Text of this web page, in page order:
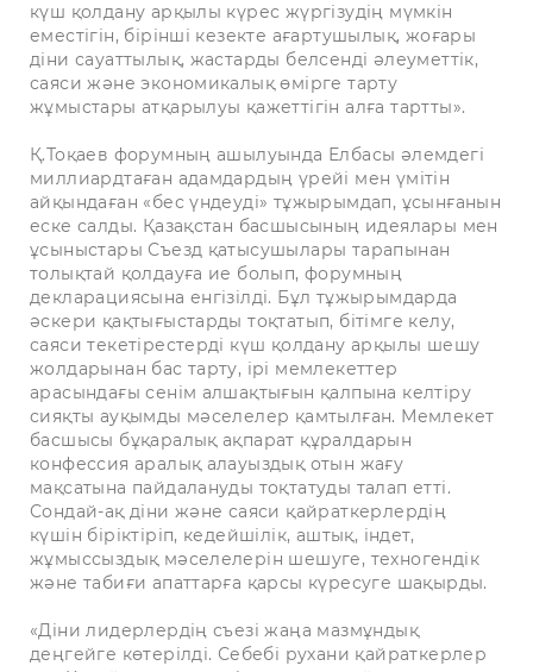
күш қолдану арқылы күрес жүргізудің мүмкін
еместігін, бірінші кезекте ағартушылық, жоғары
діни сауаттылық, жастарды белсенді әлеуметтік,
саяси және экономикалық өмірге тарту
жұмыстары атқарылуы қажеттігін алға тартты».
Қ.Тоқаев форумның ашылуында Елбасы әлемдегі
миллиардтаған адамдардың үрейі мен үмітін
айқындаған «бес үндеуді» тұжырымдап, ұсынғанын
еске салды. Қазақстан басшысының идеялары мен
ұсыныстары Съезд қатысушылары тарапынан
толықтай қолдауға ие болып, форумның
декларациясына енгізілді. Бұл тұжырымдарда
әскери қақтығыстарды тоқтатып, бітімге келу,
саяси текетірестерді күш қолдану арқылы шешу
жолдарынан бас тарту, ірі мемлекеттер
арасындағы сенім алшақтығын қалпына келтіру
сияқты ауқымды мәселелер қамтылған. Мемлекет
басшысы бұқаралық ақпарат құралдарын
конфессия аралық алауыздық отын жағу
мақсатына пайдалануды тоқтатуды талап етті.
Сондай-ақ діни және саяси қайраткерлердің
күшін біріктіріп, кедейшілік, аштық, індет,
жұмыссыздық мәселелерін шешуге, техногендік
және табиғи апаттарға қарсы күресуге шақырды.
«Діни лидерлердің съезі жаңа мазмұндық
деңгейге көтерілді. Себебі рухани қайраткерлер